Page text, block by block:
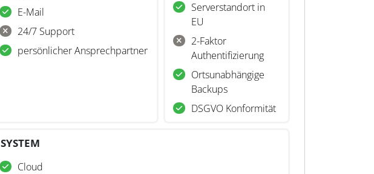
E-Mail
24/7 Support
persönlicher Ansprechpartner
Serverstandort in
EU
2-Faktor
Authentifizierung
Ortsunabhängige
Backups
DSGVO Konformität
SYSTEM
Cloud